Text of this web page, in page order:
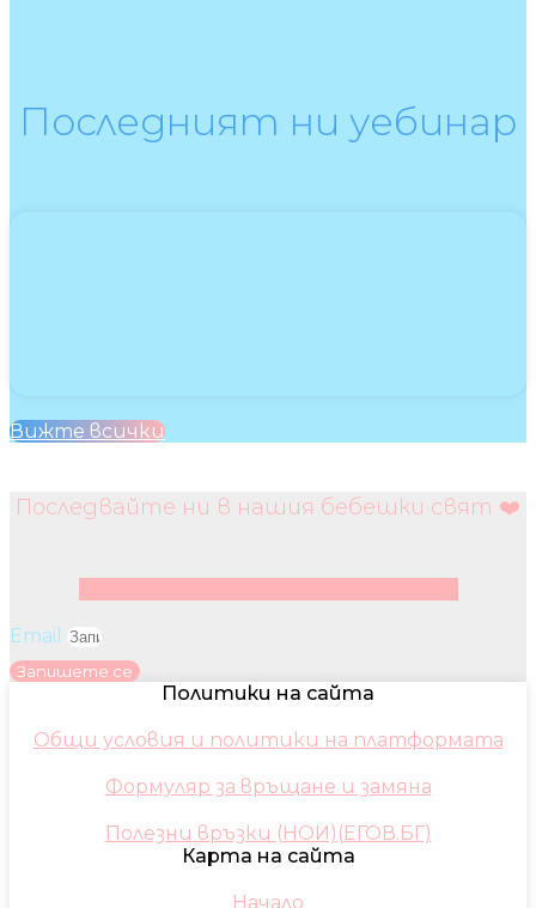
Последният ни уебинар
Вижте всички
Последвайте ни в нашия бебешки свят ❤️
Email
Запишете се
Политики на сайта
Общи условия и политики на платформата
Формуляр за връщане и замяна
Полезни връзки (НОИ)(ЕГОВ.БГ)
Карта на сайта
Начало